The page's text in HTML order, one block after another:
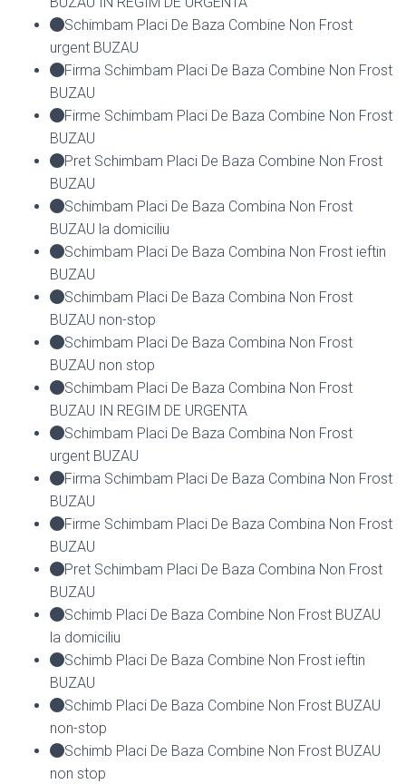
Schimbam Placi De Baza Combine Non Frost
urgent BUZAU
Firma Schimbam Placi De Baza Combine Non Frost
BUZAU
Firme Schimbam Placi De Baza Combine Non Frost
BUZAU
Pret Schimbam Placi De Baza Combine Non Frost
BUZAU
Schimbam Placi De Baza Combina Non Frost
BUZAU la domiciliu
Schimbam Placi De Baza Combina Non Frost ieftin
BUZAU
Schimbam Placi De Baza Combina Non Frost
BUZAU non-stop
Schimbam Placi De Baza Combina Non Frost
BUZAU non stop
Schimbam Placi De Baza Combina Non Frost
BUZAU IN REGIM DE URGENTA
Schimbam Placi De Baza Combina Non Frost
urgent BUZAU
Firma Schimbam Placi De Baza Combina Non Frost
BUZAU
Firme Schimbam Placi De Baza Combina Non Frost
BUZAU
Pret Schimbam Placi De Baza Combina Non Frost
BUZAU
Schimb Placi De Baza Combine Non Frost BUZAU
la domiciliu
Schimb Placi De Baza Combine Non Frost ieftin
BUZAU
Schimb Placi De Baza Combine Non Frost BUZAU
non-stop
Schimb Placi De Baza Combine Non Frost BUZAU
non stop